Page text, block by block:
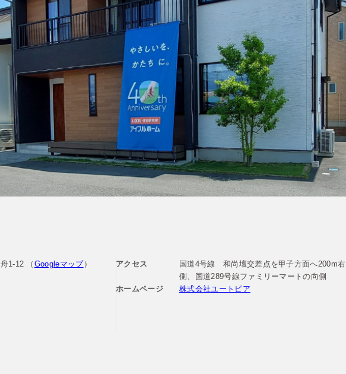
1-12 （ Googleマップ）
アクセス
国道4号線 和尚壇交差点を甲子方面へ200m右
側、国道289号線ファミリーマートの向側
ホームページ
株式会社ユートピア